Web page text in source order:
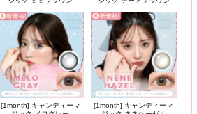
[1month] キャンディーマ
[1month] キャンディーマ